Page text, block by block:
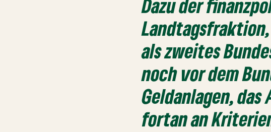
Dazu der
als zweites
noch vor dem
Geldanlagen,
fortan an